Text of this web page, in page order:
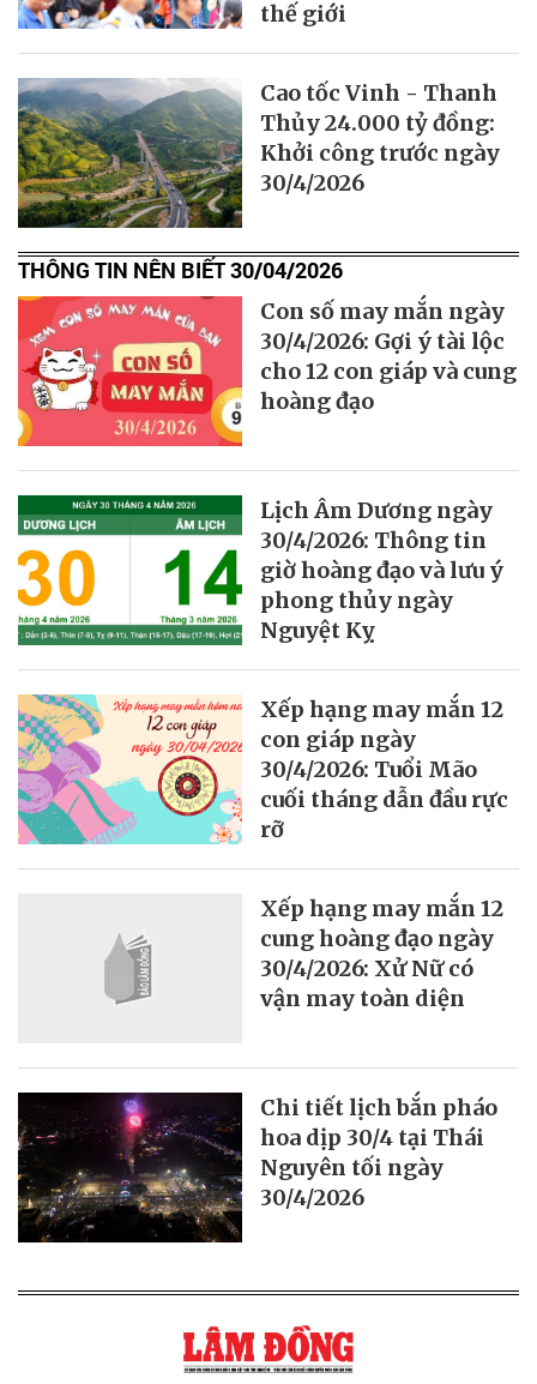
thế giới
Cao tốc Vinh - Thanh
Thủy 24.000 tỷ đồng:
Khởi công trước ngày
30/4/2026
THÔNG TIN NÊN BIẾT 30/04/2026
Con số may mắn ngày
30/4/2026: Gợi ý tài lộc
cho 12 con giáp và cung
hoàng đạo
Lịch Âm Dương ngày
30/4/2026: Thông tin
giờ hoàng đạo và lưu ý
phong thủy ngày
Nguyệt Kỵ
Xếp hạng may mắn 12
con giáp ngày
30/4/2026: Tuổi Mão
cuối tháng dẫn đầu rực
rỡ
Xếp hạng may mắn 12
cung hoàng đạo ngày
30/4/2026: Xử Nữ có
vận may toàn diện
Chi tiết lịch bắn pháo
hoa dịp 30/4 tại Thái
Nguyên tối ngày
30/4/2026